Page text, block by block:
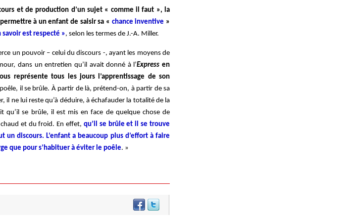
et de production d’un sujet « comme il faut », la
à un enfant de saisir sa « chance inventive »
est respecté », selon les termes de J.-A. Miller.
un pouvoir – celui du discours -, ayant les moyens de
dans un entretien qu’il avait donné à l’Express en
représente tous les jours l’apprentissage de son
il se brûle. À partir de là, prétend-on, à partir de sa
il ne lui reste qu’à déduire, à échafauder la totalité de la
qu’il se brûle, il est mis en face de quelque chose de
et du froid. En effet, qu’il se brûle et il se trouve
discours. L’enfant a beaucoup plus d’effort à faire
que pour s’habituer à éviter le poêle. »